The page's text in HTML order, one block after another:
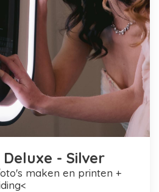
- Silver